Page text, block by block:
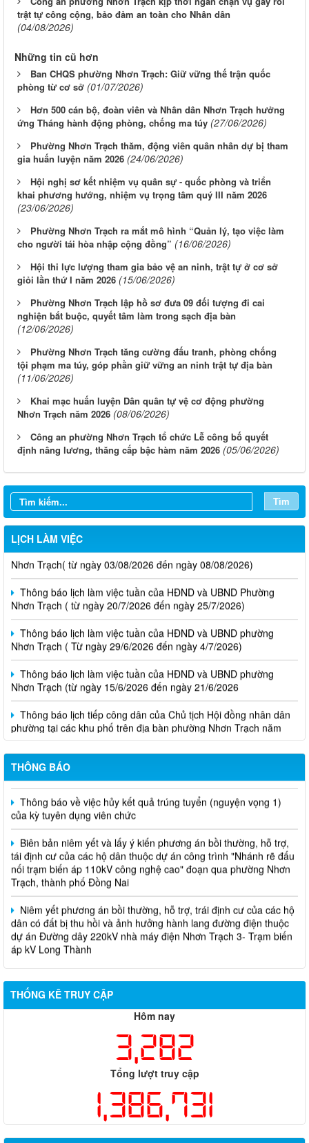
trật tự công cộng, bảo đảm an toàn cho Nhân dân
(04/08/2026)
Những tin cũ hơn
Ban CHQS phường Nhơn Trạch: Giữ vững thế trận quốc
phòng từ cơ sở (01/07/2026)
Hơn 500 cán bộ, đoàn viên và Nhân dân Nhơn Trạch hưởng
ứng Tháng hành động phòng, chống ma túy (27/06/2026)
Phường Nhơn Trạch thăm, động viên quân nhân dự bị tham
gia huấn luyện năm 2026 (24/06/2026)
Hội nghị sơ kết nhiệm vụ quân sự - quốc phòng và triển
khai phương hướng, nhiệm vụ trọng tâm quý III năm 2026
(23/06/2026)
Phường Nhơn Trạch ra mắt mô hình “Quản lý, tạo việc làm
cho người tái hòa nhập cộng đồng” (16/06/2026)
Hội thi lực lượng tham gia bảo vệ an ninh, trật tự ở cơ sở
giỏi lần thứ I năm 2026 (15/06/2026)
Phường Nhơn Trạch lập hồ sơ đưa 09 đối tượng đi cai
nghiện bắt buộc, quyết tâm làm trong sạch địa bàn
(12/06/2026)
Phường Nhơn Trạch tăng cường đấu tranh, phòng chống
tội phạm ma túy, góp phần giữ vững an ninh trật tự địa bàn
(11/06/2026)
Khai mạc huấn luyện Dân quân tự vệ cơ động phường
Nhơn Trạch năm 2026 (08/06/2026)
Công an phường Nhơn Trạch tổ chức Lễ công bố quyết
định nâng lương, thăng cấp bậc hàm năm 2026 (05/06/2026)
Tìm
LỊCH LÀM VIỆC
Thông báo lịch làm việc tuần của HĐND và UBND phường
Nhơn Trạch( từ ngày 03/08/2026 đến ngày 08/08/2026)
Thông báo lịch làm việc tuần của HĐND và UBND Phường
Nhơn Trạch ( từ ngày 20/7/2026 đến ngày 25/7/2026)
Thông báo lịch làm việc tuần của HĐND và UBND phường
Nhơn Trạch ( Từ ngày 29/6/2026 đến ngày 4/7/2026)
Thông báo lịch làm việc tuần của HĐND và UBND phường
Nhơn Trạch (từ ngày 15/6/2026 đến ngày 21/6/2026
Thông báo lịch tiếp công dân của Chủ tịch Hội đồng nhân dân
phường tại các khu phố trên địa bàn phường Nhơn Trạch năm
2026
THÔNG BÁO
Niêm yết phương án bồi thường, hỗ trợ, tái định cư
Thông báo về việc hủy kết quả trúng tuyển (nguyện vọng 1)
của kỳ tuyên dụng viên chức
Biên bản niêm yết và lấy ý kiến phương án bồi thường, hỗ trợ,
tái định cư của các hộ dân thuộc dự án công trình "Nhánh rẽ đấu
nối trạm biến áp 110kV công nghệ cao" đoạn qua phường Nhơn
Trạch, thành phố Đồng Nai
Niêm yết phương án bồi thường, hỗ trợ, trái định cư của các hộ
dân có đất bị thu hồi và ảnh hưởng hành lang đường điện thuộc
dự án Đường dây 220kV nhà máy điện Nhơn Trạch 3- Trạm biến
áp kV Long Thành
đường 25B cũ đoạn từ Trung tâm huyện Nhơn Trạch ra Quốc lộ
51, huyện Long Thành và huyện Nhơn Trạch
THỐNG KÊ TRUY CẬP
Hôm nay
3,282
Tổng lượt truy cập
1,386,731